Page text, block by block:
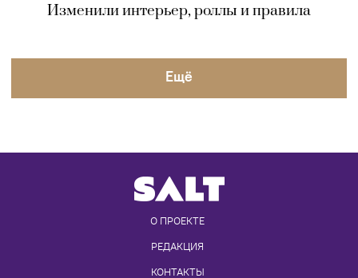
Изменили интерьер, роллы и правила
Eщё
О ПРОЕКТЕ
РЕДАКЦИЯ
КОНТАКТЫ